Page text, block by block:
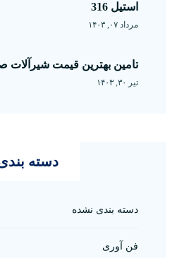
استیل 316
مرداد ۰۷, ۱۴۰۳
تامین بهترین قیمت شیرآلات
تیر ۳۰, ۱۴۰۳
دسته بندی
دسته بندی نشده
فن آوری